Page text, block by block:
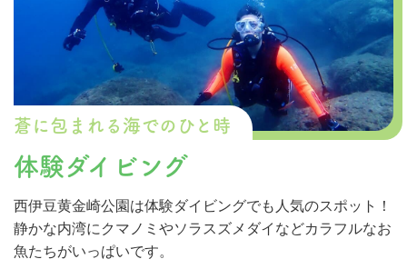
蒼に包まれる海でのひと時
体験ダイビング
西伊豆黄金崎公園は体験ダイビングでも人気のスポット！
静かな内湾にクマノミやソラスズメダイなどカラフルなお
魚たちがいっぱいです。